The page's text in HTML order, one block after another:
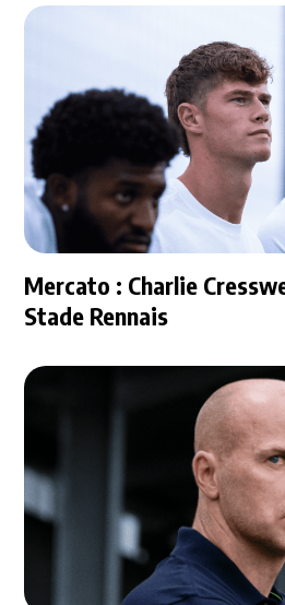
Mercato : Charlie
Stade Rennais